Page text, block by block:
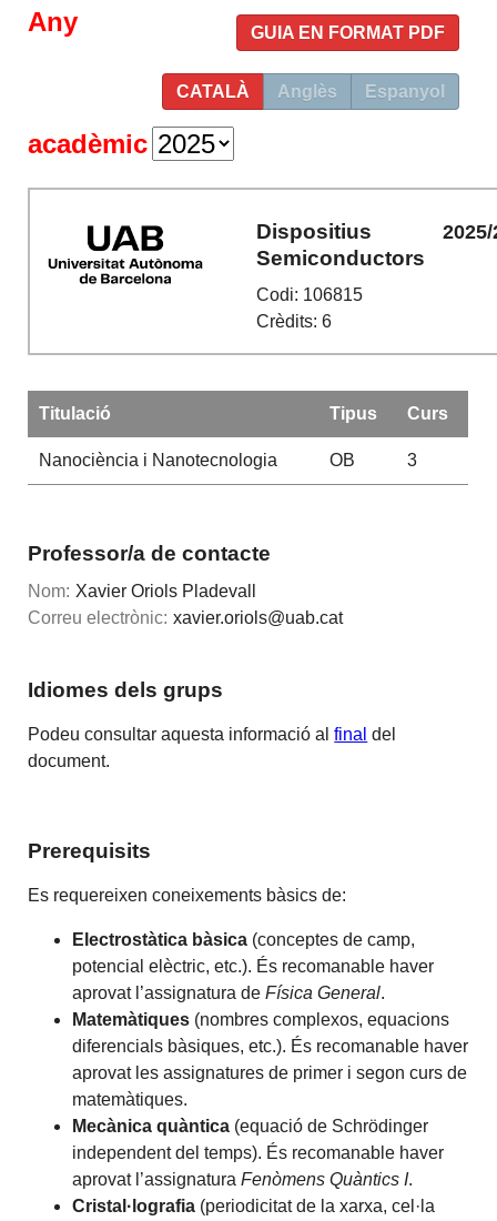
GUIA EN FORMAT PDF
CATALÀ Anglès Espanyol
Any
acadèmic
Dispositius
Semiconductors
Codi: 106815
Crèdits: 6
Titulació Tipus Curs
Nanociència i Nanotecnologia OB 3
Professor/a de contacte
Nom: Xavier Oriols Pladevall
Correu electrònic: xavier.oriols@uab.cat
Idiomes dels grups
Podeu consultar aquesta informació alfinal del
document.
Prerequisits
Es requereixen coneixements bàsics de:
Electrostàtica bàsica (conceptes de camp,
potencial elèctric, etc.). És recomanable haver
aprovat l’assignatura deFísica General.
Matemàtiques (nombres complexos, equacions
diferencials bàsiques, etc.). És recomanable haver
aprovat les assignatures de primer i segon curs de
matemàtiques.
Mecànica quàntica (equació de Schrödinger
independent del temps). És recomanable haver
aprovat l’assignaturaFenòmens Quàntics I.
Cristal·lografia (periodicitat de la xarxa, cel·la